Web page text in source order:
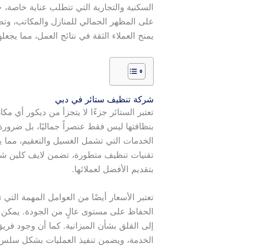
السكنية والتجارية التي تتطلب عناية
على المظهر الجمالي للمنازل والمكاتب،
يمنح العملاء الثقة في نتائج العمل، مما
شركة تنظيف ستائر في دبي
تعتبر الستائر جزءًا لا يتجزأ من ديكور
بنظافتها ليس فقط عنصراً جماليًا، بل
الخدمات التي تشمل الغسيل والتعقيم، مما
تقنيات تنظيف متطورة، تضمن لايف كلين
بتقديم الأفضل لعملائها.
تعتبر الأسعار أيضًا من العوامل المهمة
الحفاظ على مستوى عالٍ من الجودة. يمكن
إلى القلق بشأن الميزانية. كما أن
الخدمة، ويضمن تنفيذ العمليات بشكل